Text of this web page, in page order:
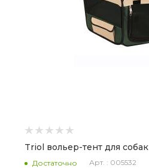
Triol вольер-тент для собак
Достаточно Арт. : 005532